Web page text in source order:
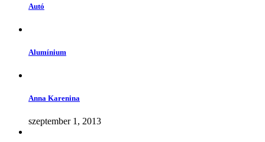
Autó
Alumínium
Anna Karenina
szeptember 1, 2013